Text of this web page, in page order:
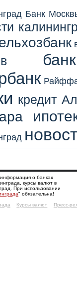
Банк
кредит
о банках
курсы валют в
При использовании
" обязательна!
Курсы валют Пресс-